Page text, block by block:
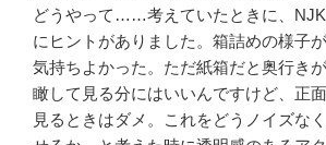
どうやって……考えていたときに、
にヒントがありました。箱詰めの様子
気持ちよかった。ただ紙箱だと奥行き
瞰して見る分にはいいんですけど、正
見るときはダメ。これをどうノイズな